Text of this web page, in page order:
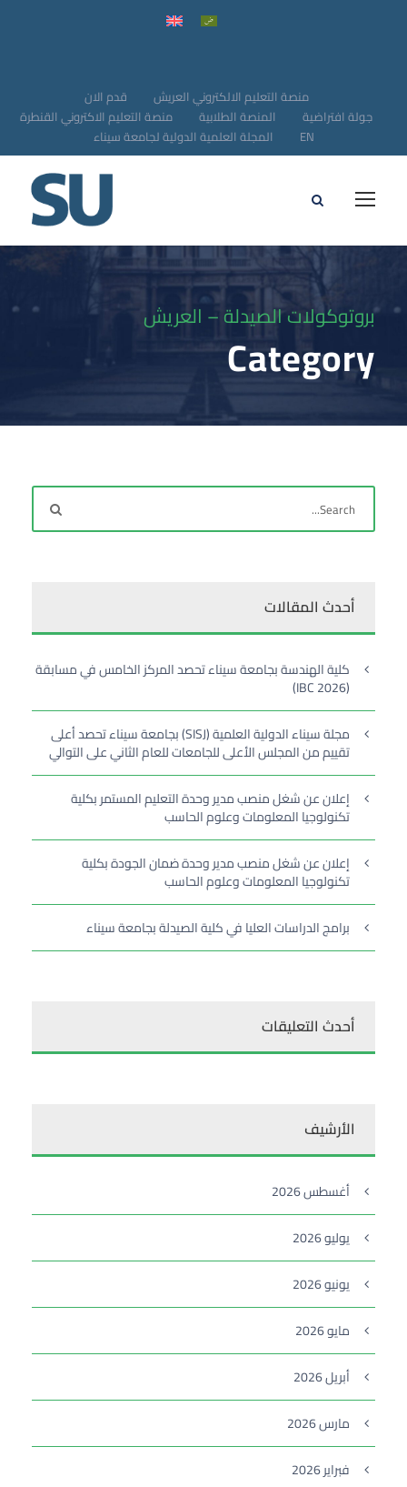
قدم الان
منصة التعليم الالكتروني العريش
منصة التعليم الاكتروني القنطرة
المنصة الطلابية
جولة افتراضية
المجلة العلمية الدولية لجامعة سيناء
EN
بروتوكولات الصيدلة – العريش
Category
أحدث المقالات
كلية الهندسة بجامعة سيناء تحصد المركز الخامس في مسابقة
(IBC 2026)
مجلة سيناء الدولية العلمية (SISJ) بجامعة سيناء تحصد أعلى
تقييم من المجلس الأعلى للجامعات للعام الثاني على التوالي
إعلان عن شغل منصب مدير وحدة التعليم المستمر بكلية
تكنولوجيا المعلومات وعلوم الحاسب
إعلان عن شغل منصب مدير وحدة ضمان الجودة بكلية
تكنولوجيا المعلومات وعلوم الحاسب
برامج الدراسات العليا في كلية الصيدلة بجامعة سيناء
أحدث التعليقات
الأرشيف
أغسطس 2026
يوليو 2026
يونيو 2026
مايو 2026
أبريل 2026
مارس 2026
فبراير 2026